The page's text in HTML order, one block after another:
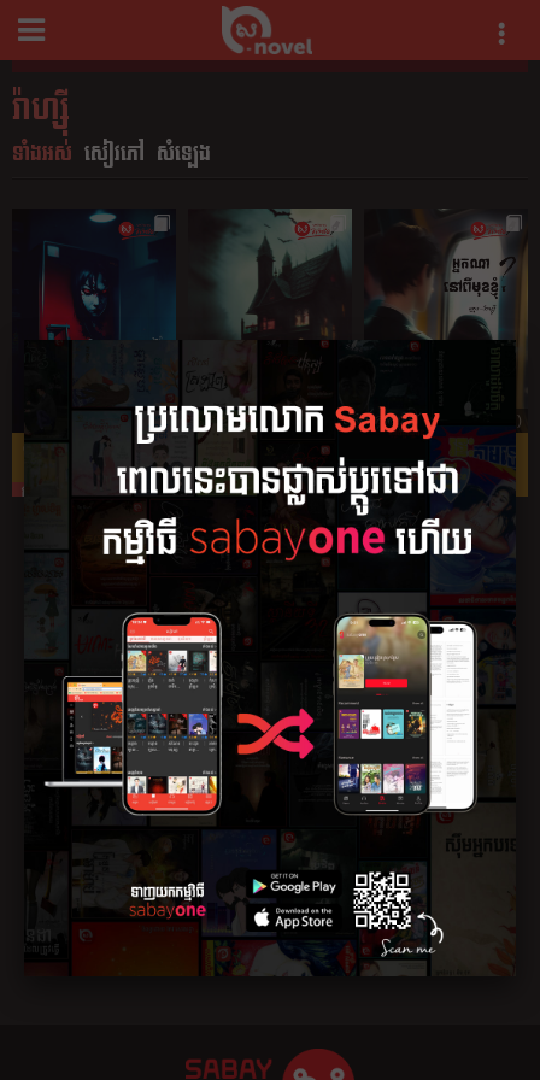
រ៉ាហ្ស៊ី
ទាំងអស់ សៀវភៅ សំឡេង
ទូទឹកកកមួយទឹក
4 (23)
ឥតគិតថ្លៃ
យប់ថ្ងៃហាឡូវីន
4.33 (12)
ឥតគិតថ្លៃ
អ្នកណានៅមុខខ្ញុំ?
4.53 (17)
ឥតគិតថ្លៃ